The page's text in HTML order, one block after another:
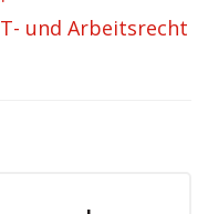
und Arbeitsrecht